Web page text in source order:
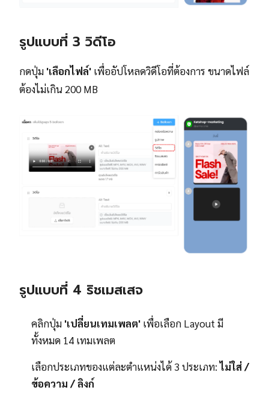
รูปแบบที่ 3 วิดีโอ
กดปุ่ม 'เลือกไฟล์' เพื่ออัปโหลดวิดีโอที่ต้องการ ขนาดไฟล์
ต้องไม่เกิน 200 MB
รูปแบบที่ 4 ริชเมสเสจ
คลิกปุ่ม 'เปลี่ยนเทมเพลต' เพื่อเลือก Layout มี
ทั้งหมด 14 เทมเพลต
เลือกประเภทของแต่ละตำแหน่งได้ 3 ประเภท:ไม่ใส่ /
ข้อความ / ลิงก์